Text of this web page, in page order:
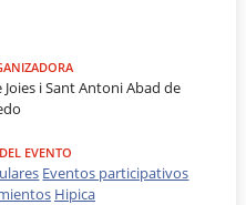
i Sant Antoni Abad de
EVENTO
Eventos participativos
Hipica